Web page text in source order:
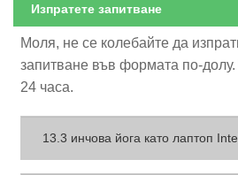
Изпратете запитване
Моля, не се колебайте да
запитване във формата по-
24 часа.